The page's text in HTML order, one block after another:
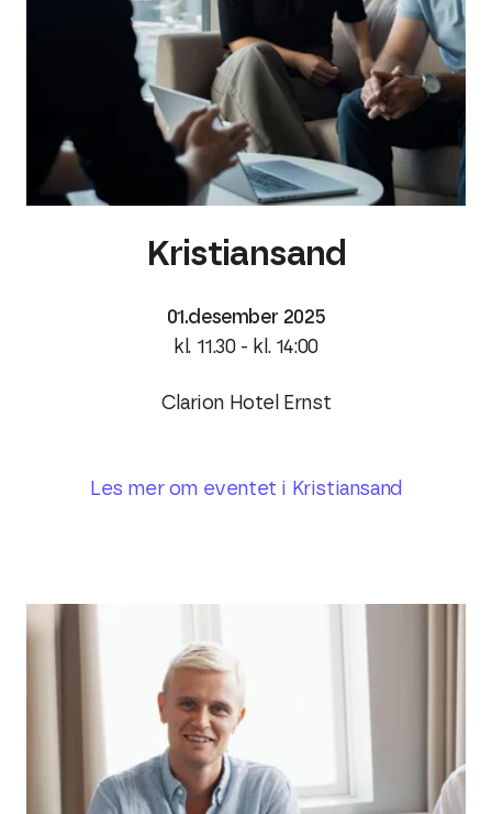
Kristiansand
01.desember 2025
kl. 11.30 - kl. 14:00
Clarion Hotel Ernst
Les mer om eventet i Kristiansand